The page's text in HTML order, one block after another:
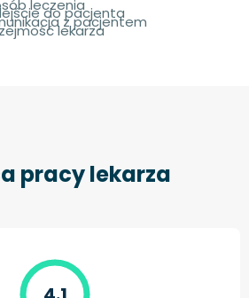
leczenia
do pacjenta
z pacjentem
lekarza
pracy lekarza